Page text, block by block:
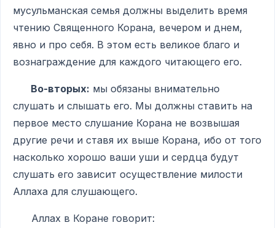
мусульманская семья должны выделить время
чтению Священного Корана, вечером и днем,
явно и про себя. В этом есть великое благо и
вознаграждение для каждого читающего его.
Во-вторых: мы обязаны внимательно
слушать и слышать его. Мы должны ставить на
первое место слушание Корана не возвышая
другие речи и ставя их выше Корана, ибо от того
насколько хорошо ваши уши и сердца будут
слушать его зависит осуществление милости
Аллаха для слушающего.
Аллах в Коране говорит: